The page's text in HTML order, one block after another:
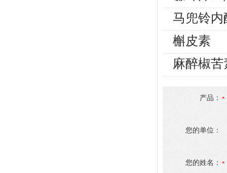
马兜铃内
槲皮素
麻醉椒苦
产品：
您的单位：
您的姓名：